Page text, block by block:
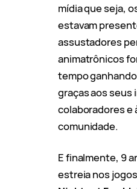
mídia que seja,
estavam
assustadores
animatrônicos
tempo
graças aos seus
colaboradores e
comunidade.
E finalmente, 9
estreia nos